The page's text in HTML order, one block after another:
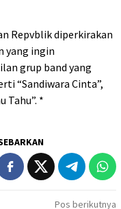
Repvblik diperkirakan
yang ingin
grup band yang
“Sandiwara Cinta”,
Tahu”. *
Pos berikutnya